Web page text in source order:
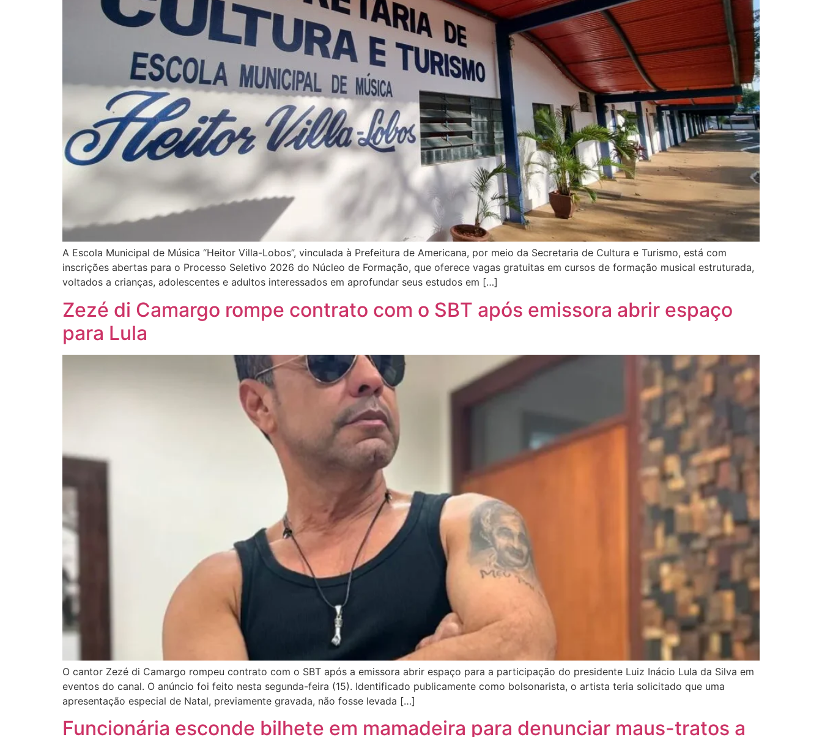
A Escola Municipal de Música “Heitor Villa-Lobos”, vinculada à Prefeitura de Americana, por meio da Secretaria de Cultura e Turismo, está com
inscrições abertas para o Processo Seletivo 2026 do Núcleo de Formação, que oferece vagas gratuitas em cursos de formação musical estruturada,
voltados a crianças, adolescentes e adultos interessados em aprofundar seus estudos em […]
Zezé di Camargo rompe contrato com o SBT após emissora abrir espaço
para Lula
O cantor Zezé di Camargo rompeu contrato com o SBT após a emissora abrir espaço para a participação do presidente Luiz Inácio Lula da Silva em
eventos do canal. O anúncio foi feito nesta segunda-feira (15). Identificado publicamente como bolsonarista, o artista teria solicitado que uma
apresentação especial de Natal, previamente gravada, não fosse levada […]
Funcionária esconde bilhete em mamadeira para denunciar maus-tratos a